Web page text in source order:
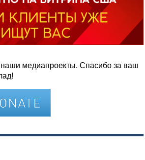
медиапроекты. Спасибо за ваш